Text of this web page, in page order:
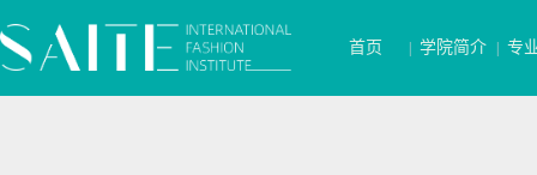
首页 学院简介 专